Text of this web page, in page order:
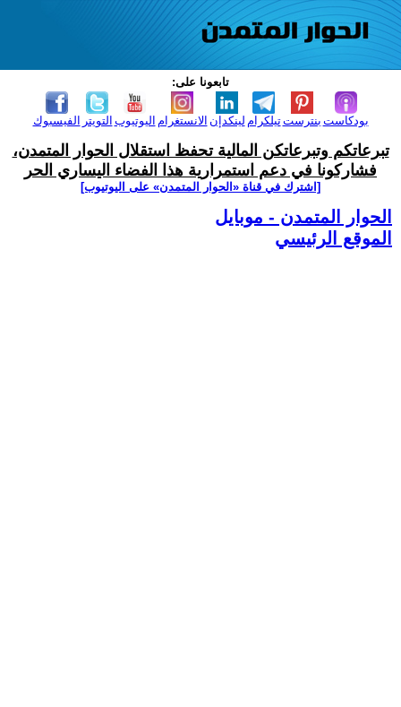
تابعونا على:
الفيسبوك التويتر اليوتيوب الانستغرام لينكدإن تيلكرامبنترست بودكاست
تبرعاتكم وتبرعاتكن المالية تحفظ استقلال الحوار المتمدن،
فشاركونا في دعم استمرارية هذا الفضاء اليساري الحر
[اشترك في قناة ‫«الحوار المتمدن» على اليوتيوب]
الحوار المتمدن - موبايل
الموقع الرئيسي